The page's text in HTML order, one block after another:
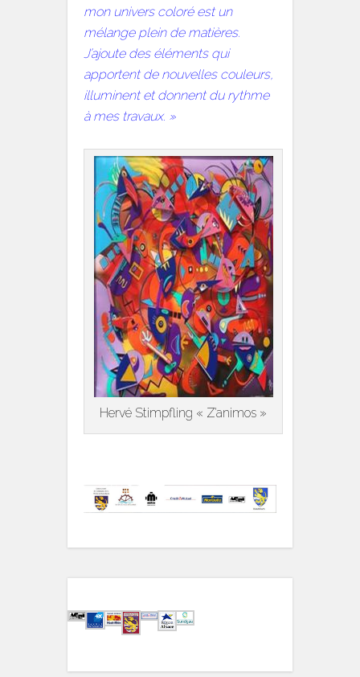
mon univers coloré est un
mélange plein de matières.
J’ajoute des éléments qui
apportent de nouvelles couleurs,
illuminent et donnent du rythme
à mes travaux. »
Hervé Stimpfling « Z’animos »